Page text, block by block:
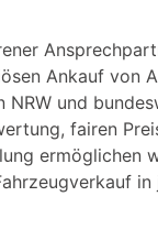
Ankauf von
NRW und
fairen
ermöglichen
in